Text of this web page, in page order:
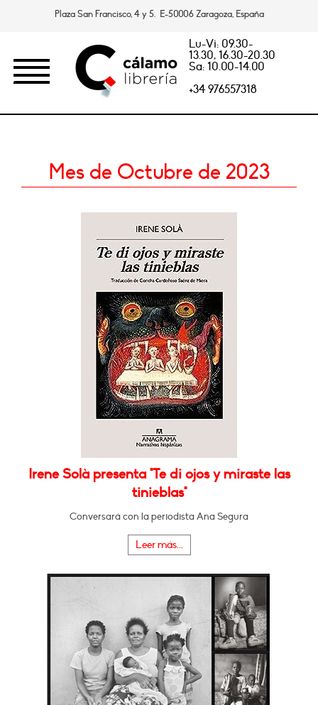
Plaza San Francisco, 4 y 5. E-50006 Zaragoza, España
Lu-Vi: 09.30-
13.30, 16.30-20.30
Sa: 10.00-14.00
+34 976557318
Mes de Octubre de 2023
Irene Solà presenta "Te di ojos y miraste las
tinieblas"
Conversará con la periodista Ana Segura
Leer más...